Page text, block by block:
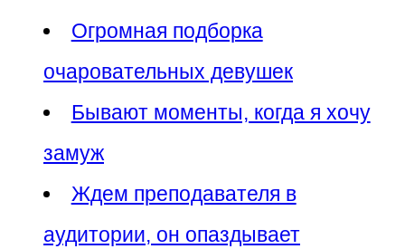
Огромная подборка
очаровательных девушек
Бывают моменты, когда я хочу
замуж
Ждем преподавателя в
аудитории, он опаздывает